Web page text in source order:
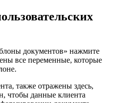
документов» нажмите
все переменные, которые
также отражены здесь,
чтобы данные клиента